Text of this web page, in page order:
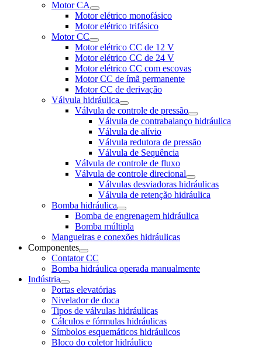
Motor CA
Motor elétrico monofásico
Motor elétrico trifásico
Motor CC
Motor elétrico CC de 12 V
Motor elétrico CC de 24 V
Motor elétrico CC com escovas
Motor CC de ímã permanente
Motor CC de derivação
Válvula hidráulica
Válvula de controle de pressão
Válvula de contrabalanço hidráulica
Válvula de alívio
Válvula redutora de pressão
Válvula de Sequência
Válvula de controle de fluxo
Válvula de controle direcional
Válvulas desviadoras hidráulicas
Válvula de retenção hidráulica
Bomba hidráulica
Bomba de engrenagem hidráulica
Bomba múltipla
Mangueiras e conexões hidráulicas
Componentes
Contator CC
Bomba hidráulica operada manualmente
Indústria
Portas elevatórias
Nivelador de doca
Tipos de válvulas hidráulicas
Cálculos e fórmulas hidráulicas
Símbolos esquemáticos hidráulicos
Bloco do coletor hidráulico